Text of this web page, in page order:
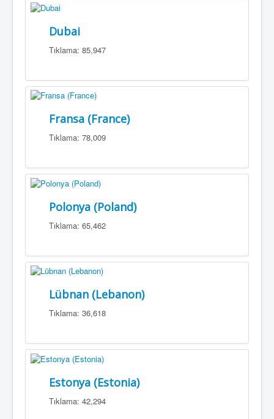
Dubai
Tıklama: 85,947
Fransa (France)
Tıklama: 78,009
Polonya (Poland)
Tıklama: 65,462
Lübnan (Lebanon)
Tıklama: 36,618
Estonya (Estonia)
Tıklama: 42,294